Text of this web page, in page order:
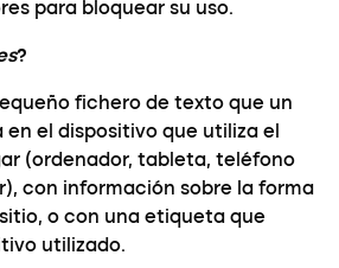
para bloquear su uso.
?
fichero de texto que un
el dispositivo que utiliza el
(ordenador, tableta, teléfono
con información sobre la forma
o con una etiqueta que
utilizado.